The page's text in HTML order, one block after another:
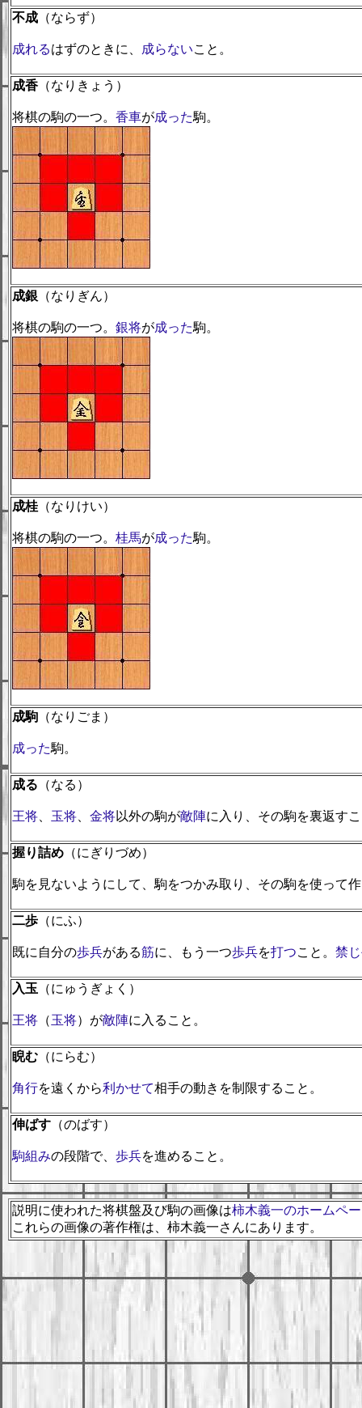
不成 （ならず）
成れるはずのときに、 成らないこと。
成香 （なりきょう）
将棋の駒の一つ。 香車が成った駒。
成銀 （なりぎん）
将棋の駒の一つ。 銀将が成った駒。
成桂 （なりけい）
将棋の駒の一つ。 桂馬が成った駒。
成駒 （なりごま）
成った駒。
成る （なる）
王将 玉将 金将以外の駒が敵陣に入り、その駒を裏返す
握り詰め （にぎりづめ）
駒を見ないようにして、駒をつかみ取り、その駒を使って
二歩 （にふ）
既に自分の歩兵がある筋に、もう一つ歩兵を打つこと。 禁
入玉 （にゅうぎょく）
王将 （玉将）が敵陣に入ること。
睨む （にらむ）
角行を遠くから利かせて相手の動きを制限すること。
伸ばす （のばす）
駒組みの段階で、 歩兵を進めること。
説明に使われた将棋盤及び駒の画像は柿木義一のホームペ
これらの画像の著作権は、柿木義一さんにあります。